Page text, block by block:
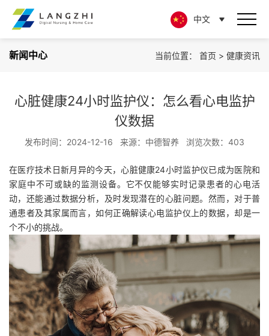
中文
新闻中心 当前位置： 首页 > 健康资讯
心脏健康24小时监护仪：怎么看心电监护
仪数据
发布时间：2024-12-16 来源：中德智养 浏览次数：403
在医疗技术日新月异的今天，心脏健康24小时监护仪已成为医院和
家庭中不可或缺的监测设备。它不仅能够实时记录患者的心电活
动，还能通过数据分析，及时发现潜在的心脏问题。然而，对于普
通患者及其家属而言，如何正确解读心电监护仪上的数据，却是一
个不小的挑战。